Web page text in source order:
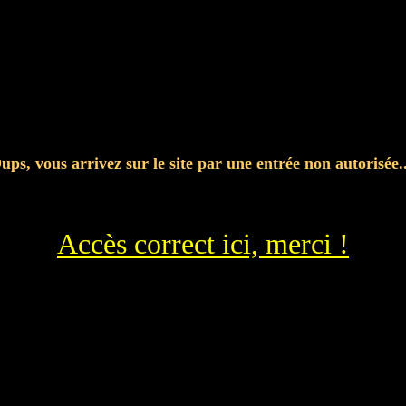
vous arrivez sur le site par une entrée non
Accès correct ici, merci !